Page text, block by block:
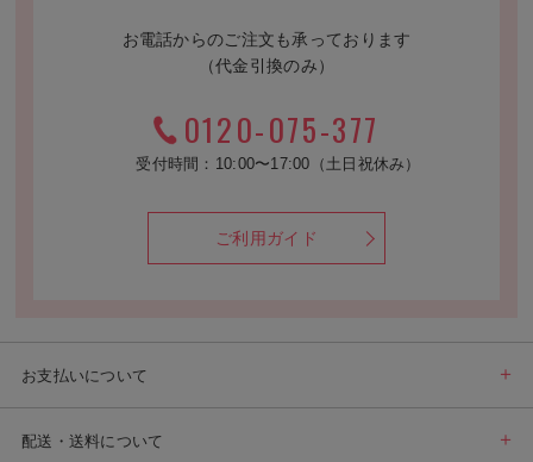
お電話からのご注文も承っております
（代金引換のみ）
0120-075-377
受付時間：10:00〜17:00（土日祝休み）
ご利用ガイド
お支払いについて
配送・送料について